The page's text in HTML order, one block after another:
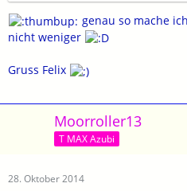
genau so mache
nicht weniger
Gruss Felix
Moorroller13
T MAX Azubi
28. Oktober 2014